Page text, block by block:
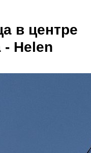
в центре
- Helen